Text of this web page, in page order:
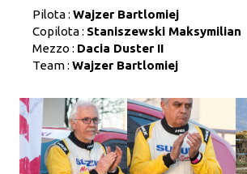
Pilota : Wajzer Bartlomiej
Copilota : Staniszewski Maksymilian
Mezzo : Dacia Duster II
Team : Wajzer Bartlomiej